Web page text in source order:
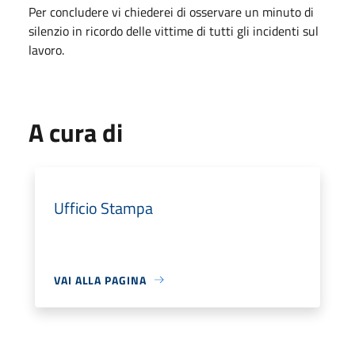
Per concludere vi chiederei di osservare un minuto di
silenzio in ricordo delle vittime di tutti gli incidenti sul
lavoro.
A cura di
Ufficio Stampa
VAI ALLA PAGINA